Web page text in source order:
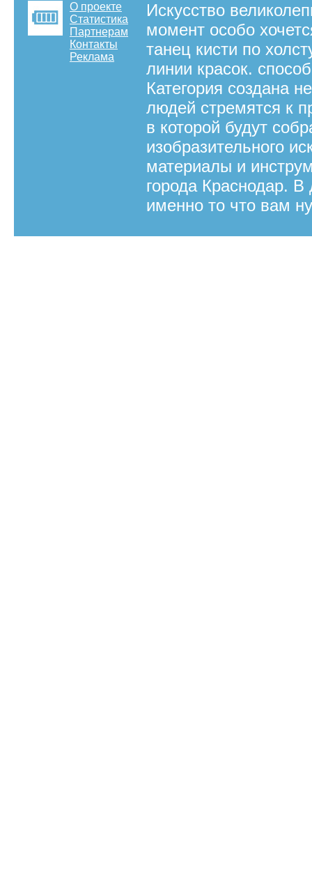
О проекте
Статистика
Партнерам
Контакты
Реклама
Искусство
момент особо
танец кисти по
линии красок.
Категория создана
людей стремятся к
в которой будут
изобразительного
материалы и
города Краснодар.
именно то что вам